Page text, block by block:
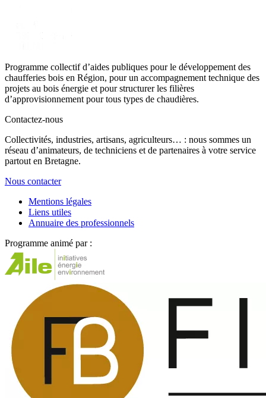
Programme collectif d’aides publiques pour le développement des
chaufferies bois en Région, pour un accompagnement technique des
projets au bois énergie et pour structurer les filières
d’approvisionnement pour tous types de chaudières.
Contactez-nous
Collectivités, industries, artisans, agriculteurs… : nous sommes un
réseau d’animateurs, de techniciens et de partenaires à votre service
partout en Bretagne.
Nous contacter
Mentions légales
Liens utiles
Annuaire des professionnels
Programme animé par :